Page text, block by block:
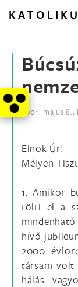
2001. május
Elnök Úr!
Mélyen
1. Amikor
tölti el a
hívő
2000.
társam volt
hálás